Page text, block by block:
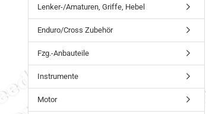
Lenker-/Amaturen, Griffe, Hebel
Enduro/Cross Zubehör
Fzg.-Anbauteile
Instrumente
Motor